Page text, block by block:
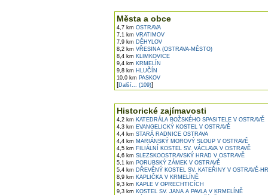
Města a obce
4,7 km OSTRAVA
7,1 km VRATIMOV
7,9 km DĚHYLOV
8,2 km VŘESINA (OSTRAVA-MĚSTO)
8,4 km KLIMKOVICE
9,4 km KRMELÍN
9,8 km HLUČÍN
10,0 km PASKOV
[Další... (109)]
Historické zajímavosti
4,2 km KATEDRÁLA BOŽSKÉHO SPASITELE V OSTRAVĚ
4,3 km EVANGELICKÝ KOSTEL V OSTRAVĚ
4,4 km STARÁ RADNICE OSTRAVA
4,4 km MARIÁNSKÝ MOROVÝ SLOUP V OSTRAVĚ
4,5 km FILIÁLNÍ KOSTEL SV. VÁCLAVA V OSTRAVĚ
4,6 km SLEZSKOOSTRAVSKÝ HRAD V OSTRAVĚ
5,1 km PORUBSKÝ ZÁMEK V OSTRAVĚ
5,4 km DŘEVĚNÝ KOSTEL SV. KATEŘINY V OSTRAVĚ-
8,9 km KAPLIČKA V KRMELÍNĚ
9,3 km KAPLE V OPRECHTICÍCH
9,3 km KOSTEL SV. JANA A PAVLA V KRMELÍNĚ